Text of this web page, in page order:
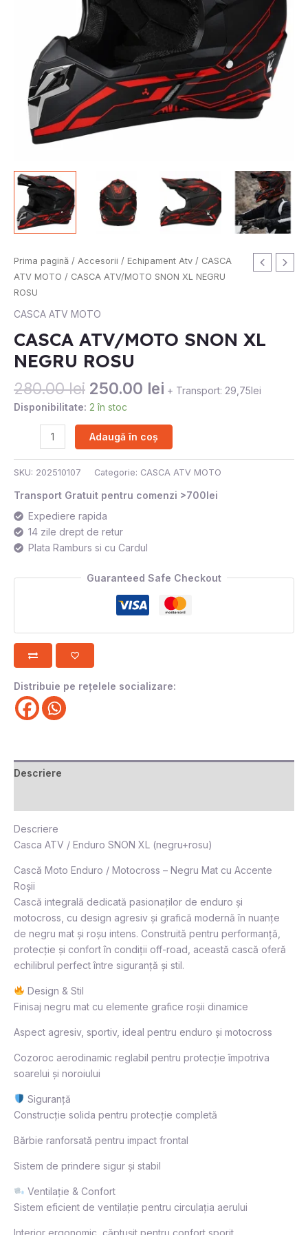
Prima pagină / Accesorii / Echipament Atv / CASCA
ATV MOTO / CASCA ATV/MOTO SNON XL NEGRU
ROSU
CASCA ATV MOTO
CASCA ATV/MOTO SNON XL
NEGRU ROSU
280.00lei
Prețul
inițial
fost:
280.00 lei.
250.00 lei
Prețul
curent
+ Transport: 29,75lei
Disponibilitate: 2 în stoc
Cantitate
CASCA
ATV/MOTO
SNON
NEGRU
ROSU
Adaugă în coș
SKU: 202510107 Categorie: CASCA ATV MOTO
Transport Gratuit pentru comenzi >700lei
Expediere rapida
14 zile drept de retur
Plata Ramburs si cu Cardul
Guaranteed Safe Checkout
Distribuie pe rețelele socializare:
Descriere
Descriere
Casca ATV / Enduro SNON XL (negru+rosu)
Cască Moto Enduro / Motocross – Negru Mat cu Accente
Roșii
Cască integrală dedicată pasionaților de enduro și
motocross, cu design agresiv și grafică modernă în nuanțe
de negru mat și roșu intens. Construită pentru performanță,
protecție și confort în condiții off-road, această cască oferă
echilibrul perfect între siguranță și stil.
Design & Stil
Finisaj negru mat cu elemente grafice roșii dinamice
Aspect agresiv, sportiv, ideal pentru enduro și motocross
Cozoroc aerodinamic reglabil pentru protecție împotriva
soarelui și noroiului
Siguranță
Construcție solida pentru protecție completă
Bărbie ranforsată pentru impact frontal
Sistem de prindere sigur și stabil
Ventilație & Confort
Sistem eficient de ventilație pentru circulația aerului
Interior ergonomic, căptușit pentru confort sporit